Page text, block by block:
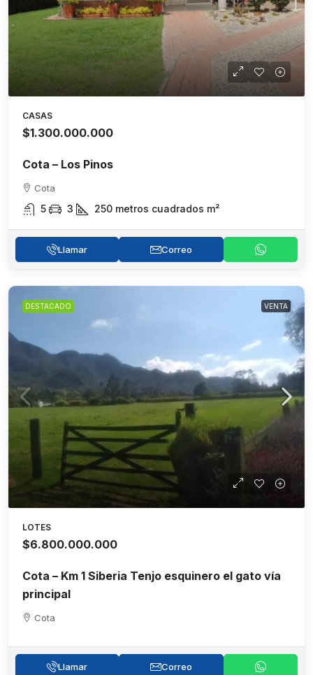
CASAS
$1.300.000.000
Cota – Los Pinos
Cota
5 3 250 metros cuadrados m²
Llamar Correo
DESTACADO VENTA
LOTES
$6.800.000.000
Cota – Km 1 Siberia Tenjo esquinero el gato vía
principal
Cota
Llamar Correo